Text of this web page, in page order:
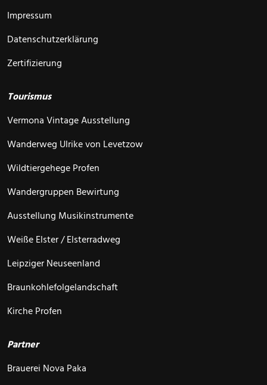
Impressum
Datenschutzerklärung
Zertifizierung
Tourismus
Vermona Vintage Ausstellung
Wanderweg Ulrike von Levetzow
Wildtiergehege Profen
Wandergruppen Bewirtung
Ausstellung Musikinstrumente
Weiße Elster / Elsterradweg
Leipziger Neuseenland
Braunkohlefolgelandschaft
Kirche Profen
Partner
Brauerei Nova Paka